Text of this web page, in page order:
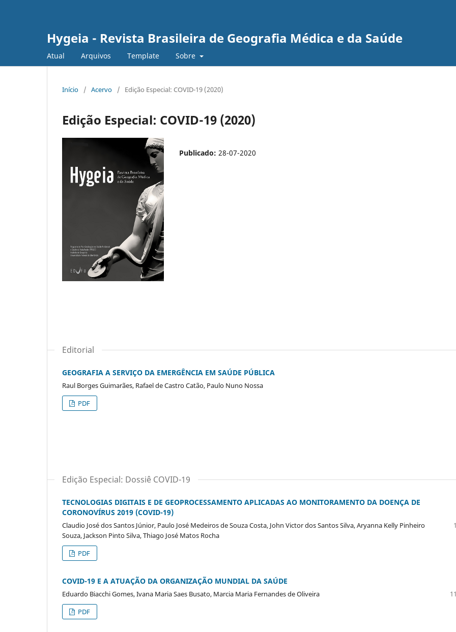
Hygeia - Revista Brasileira de Geografia Médica e da Saúde
Atual Arquivos Template Sobre
Início / Acervo / Edição Especial: COVID-19 (2020)
Edição Especial: COVID-19 (2020)
Publicado: 28-07-2020
Editorial
GEOGRAFIA A SERVIÇO DA EMERGÊNCIA EM SAÚDE PÚBLICA
Raul Borges Guimarães, Rafael de Castro Catão, Paulo Nuno Nossa
PDF
Edição Especial: Dossiê COVID-19
TECNOLOGIAS DIGITAIS E DE GEOPROCESSAMENTO APLICADAS AO MONITORAMENTO DA DOENÇA DE
CORONOVÍRUS 2019 (COVID-19)
Claudio José dos Santos Júnior, Paulo José Medeiros de Souza Costa, John Victor dos Santos Silva, Aryanna Kelly Pinheiro
Souza, Jackson Pinto Silva, Thiago José Matos Rocha
PDF
COVID-19 E A ATUAÇÃO DA ORGANIZAÇÃO MUNDIAL DA SAÚDE
Eduardo Biacchi Gomes, Ivana Maria Saes Busato, Marcia Maria Fernandes de Oliveira
PDF